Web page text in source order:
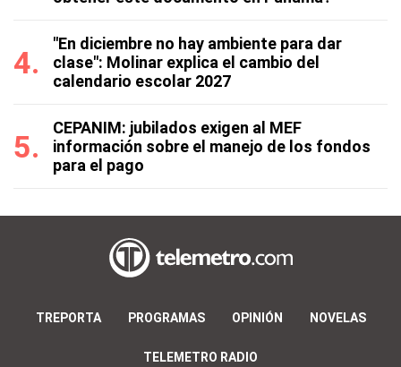
"En diciembre no hay ambiente para dar
clase": Molinar explica el cambio del
calendario escolar 2027
CEPANIM: jubilados exigen al MEF
información sobre el manejo de los fondos
para el pago
TREPORTA PROGRAMAS OPINIÓN NOVELAS
TELEMETRO RADIO